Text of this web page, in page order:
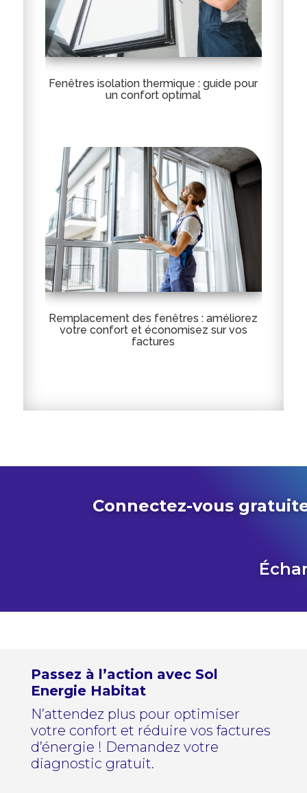
Fenêtres isolation thermique : guide pour
un confort optimal
Remplacement des fenêtres : améliorez
votre confort et économisez sur vos
factures
Connectez-vous
Passez à l’action avec Sol
Energie Habitat
N’attendez plus pour optimiser
votre confort et réduire vos factures
d’énergie ! Demandez votre
diagnostic gratuit.